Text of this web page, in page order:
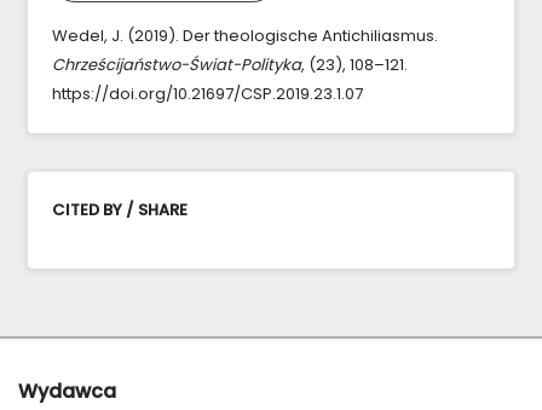
Wedel, J. (2019). Der theologische Antichiliasmus.
Chrześcijaństwo-Świat-Polityka, (23), 108–121.
https://doi.org/10.21697/CSP.2019.23.1.07
CITED BY / SHARE
Wydawca